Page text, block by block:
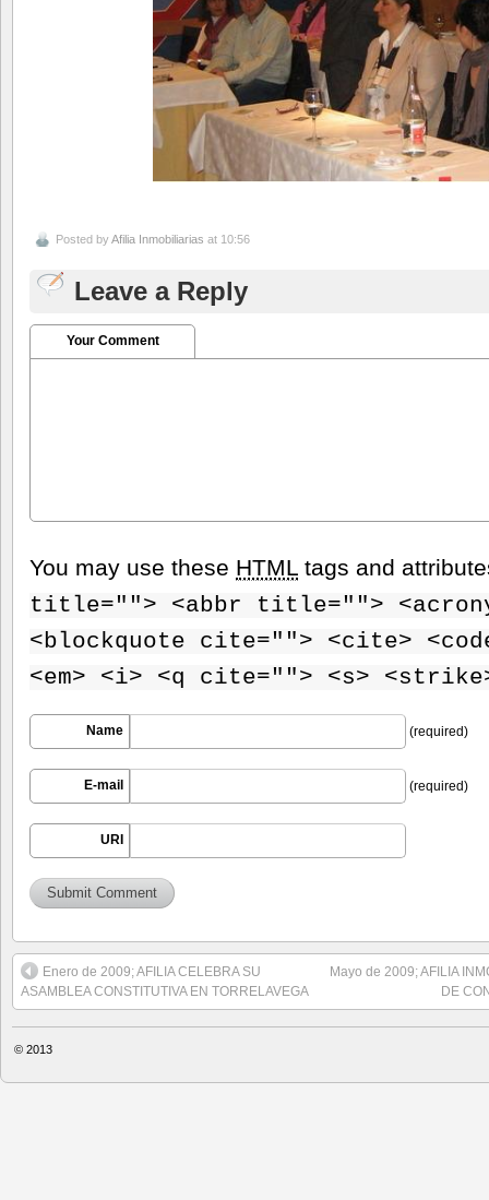
Posted byAfilia Inmobiliarias at 10:56
Leave a Reply
Your Comment
You may use these HTML tags and
title=""> <abbr title="">
<blockquote cite=""> <cite>
<em> <i> <q cite=""> <s>
Name (required)
E-mail (required)
URI
Enero de 2009; AFILIA CELEBRA SU
ASAMBLEA CONSTITUTIVA EN TORRELAVEGA
Mayo de 2009; AFILIA
DE
© 2013